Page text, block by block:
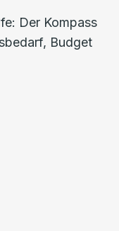
Der Kompass
Budget